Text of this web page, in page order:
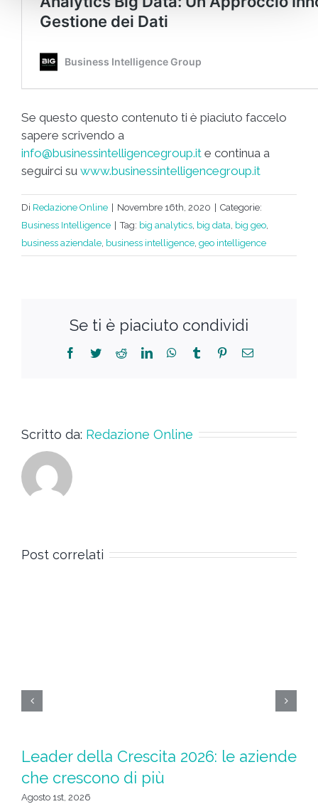
Se questo questo contenuto ti è piaciuto faccelo
sapere scrivendo a
info@businessintelligencegroup.it e continua a
seguirci su www.businessintelligencegroup.it
Di Redazione Online | Novembre 16th, 2020 | Categorie:
Business Intelligence | Tag: big analytics big data big geo
business aziendale business intelligence geo intelligence
Se ti è piaciuto condividi
Scritto da: Redazione Online
Post correlati
Leader della Crescita 2026: le aziende
che crescono di più
Agosto 1st, 2026